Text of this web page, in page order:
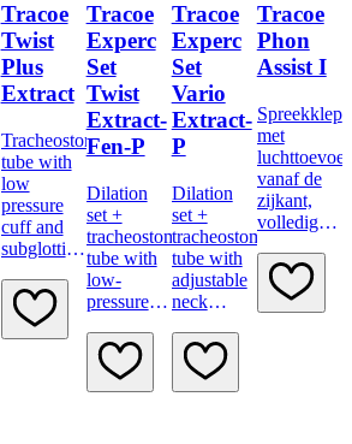
Tracoe
Twist
Plus
Extract
Tracheostomy
tube with
low
pressure
cuff and
subglottic
channel
Tracoe
Experc
Set
Twist
Extract-
Fen-P
Dilation
set +
tracheostomy
tube with
low-
pressure
fenestration,
subglottic
suction
Tracoe
Experc
Set
Vario
Extract-
P
Dilation
set +
tracheostomy
tube with
adjustable
neck
low-
pressure
cuff,
Tracoe
Phon
Assist I
Spreekklep
met
luchttoevoer
vanaf de
zijkant,
volledig
verstelbaar,
met
Voor